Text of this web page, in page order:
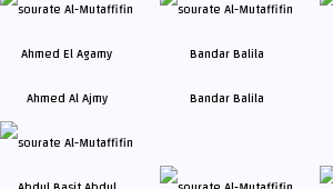
Ahmed Al Ajmy Bandar Balila